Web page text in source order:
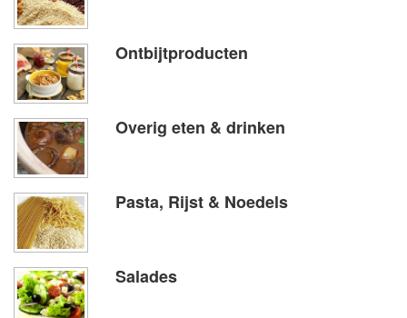
Ontbijtproducten
Overig eten & drinken
Pasta, Rijst & Noedels
Salades